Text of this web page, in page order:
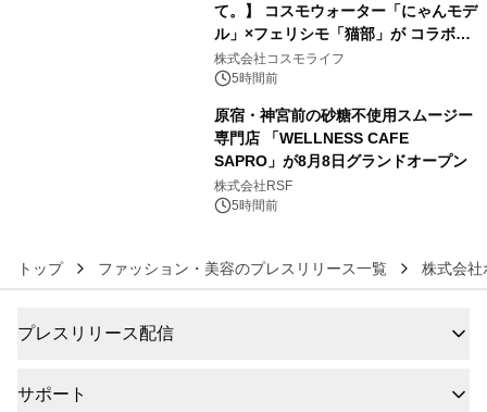
て。】 コスモウォーター「にゃんモデ
ル」×フェリシモ「猫部」が コラボキ
ャンペーンを実施
株式会社コスモライフ
5時間前
原宿・神宮前の砂糖不使用スムージー
専門店 「WELLNESS CAFE
SAPRO」が8月8日グランドオープン
株式会社RSF
5時間前
トップ ファッション・美容のプレスリリース一覧 株式会社
プレスリリース配信
サポート